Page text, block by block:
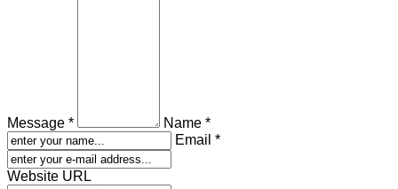
Message *
Name *
Email *
Website URL